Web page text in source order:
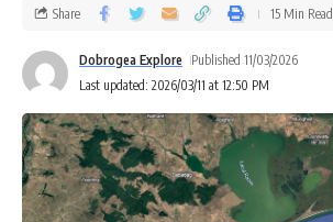
Last updated: 2026/03/11 at 12:50 PM
Dobrogea Explore Published 11/03/2026
Share 15 Min Read